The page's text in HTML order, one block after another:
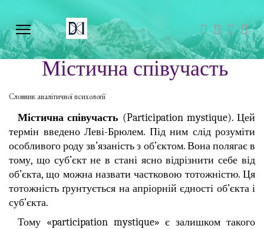
Містична співучасть
Словник аналітичної психології
Містична співучасть (Participation mystique). Цей
термін введено Леві-Брюлем. Під ним слід розуміти
особливого роду зв’язаність з об’єктом. Вона полягає в
тому, що суб’єкт не в стані ясно відрізнити себе від
об’єкта, що можна назвати частковою тотожністю. Ця
тотожність ґрунтується на апріорній єдності об’єкта і
суб’єкта.
Тому «participation mystique» є залишком такого